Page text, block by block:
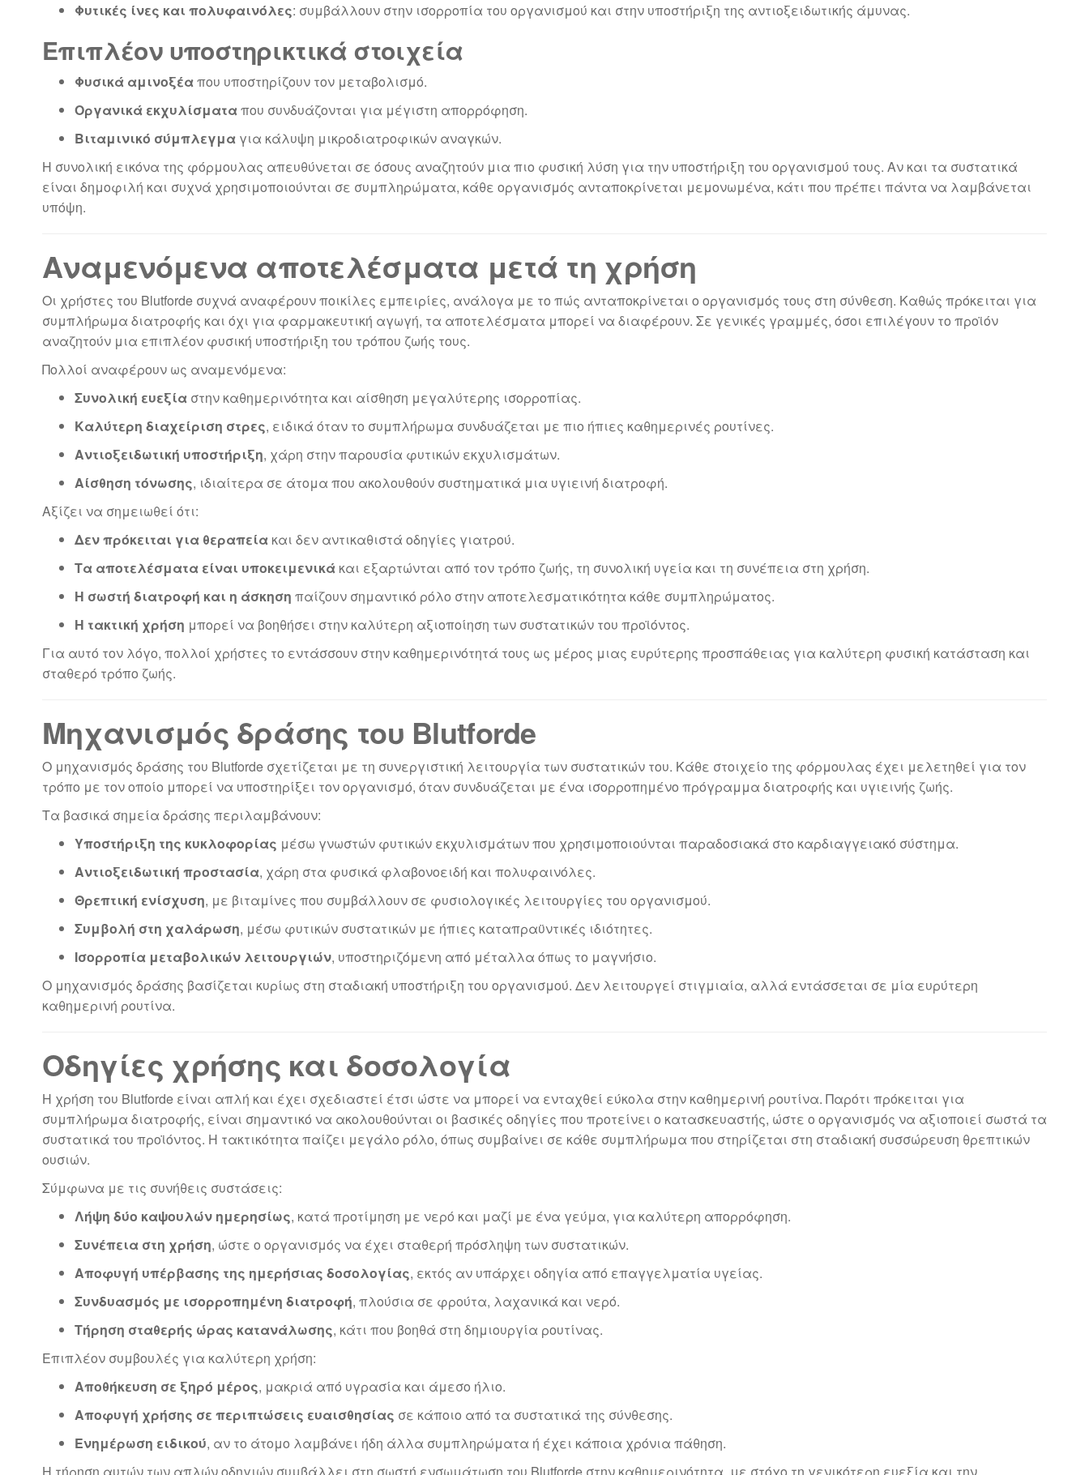
Φυτικές ίνες και πολυφαινόλες: συμβάλλουν στην ισορροπία του οργανισμού και στην υποστήριξη της αντιοξειδωτικής άμυνας.
Επιπλέον υποστηρικτικά στοιχεία
Φυσικά αμινοξέαπου υποστηρίζουν τον μεταβολισμό.
Οργανικά εκχυλίσματαπου συνδυάζονται για μέγιστη απορρόφηση.
Βιταμινικό σύμπλεγμα για κάλυψη μικροδιατροφικών αναγκών.
Η συνολική εικόνα της φόρμουλας απευθύνεται σε όσους αναζητούν μια πιο φυσική λύση για την υποστήριξη του οργανισμού τους. Αν και τα συστατικά
είναι δημοφιλή και συχνά χρησιμοποιούνται σε συμπληρώματα, κάθε οργανισμός ανταποκρίνεται μεμονωμένα, κάτι που πρέπει πάντα να λαμβάνεται
υπόψη.
Αναμενόμενα αποτελέσματα μετά τη χρήση
Οι χρήστες του Blutforde συχνά αναφέρουν ποικίλες εμπειρίες, ανάλογα με το πώς ανταποκρίνεται ο οργανισμός τους στη σύνθεση. Καθώς πρόκειται για
συμπλήρωμα διατροφής και όχι για φαρμακευτική αγωγή, τα αποτελέσματα μπορεί να διαφέρουν. Σε γενικές γραμμές, όσοι επιλέγουν το προϊόν
αναζητούν μια επιπλέον φυσική υποστήριξη του τρόπου ζωής τους.
Πολλοί αναφέρουν ως αναμενόμενα:
Συνολική ευεξία στην καθημερινότητα και αίσθηση μεγαλύτερης ισορροπίας.
Καλύτερη διαχείριση στρες, ειδικά όταν το συμπλήρωμα συνδυάζεται με πιο ήπιες καθημερινές ρουτίνες.
Αντιοξειδωτική υποστήριξη, χάρη στην παρουσία φυτικών εκχυλισμάτων.
Αίσθηση τόνωσης, ιδιαίτερα σε άτομα που ακολουθούν συστηματικά μια υγιεινή διατροφή.
Αξίζει να σημειωθεί ότι:
Δεν πρόκειται για θεραπεία και δεν αντικαθιστά οδηγίες γιατρού.
Τα αποτελέσματα είναι υποκειμενικά και εξαρτώνται από τον τρόπο ζωής, τη συνολική υγεία και τη συνέπεια στη χρήση.
Η σωστή διατροφή και η άσκηση παίζουν σημαντικό ρόλο στην αποτελεσματικότητα κάθε συμπληρώματος.
Η τακτική χρήση μπορεί να βοηθήσει στην καλύτερη αξιοποίηση των συστατικών του προϊόντος.
Για αυτό τον λόγο, πολλοί χρήστες το εντάσσουν στην καθημερινότητά τους ως μέρος μιας ευρύτερης προσπάθειας για καλύτερη φυσική κατάσταση και
σταθερό τρόπο ζωής.
Μηχανισμός δράσης του Blutforde
Ο μηχανισμός δράσης του Blutforde σχετίζεται με τη συνεργιστική λειτουργία των συστατικών του. Κάθε στοιχείο της φόρμουλας έχει μελετηθεί για τον
τρόπο με τον οποίο μπορεί να υποστηρίξει τον οργανισμό, όταν συνδυάζεται με ένα ισορροπημένο πρόγραμμα διατροφής και υγιεινής ζωής.
Τα βασικά σημεία δράσης περιλαμβάνουν:
Υποστήριξη της κυκλοφορίας μέσω γνωστών φυτικών εκχυλισμάτων που χρησιμοποιούνται παραδοσιακά στο καρδιαγγειακό σύστημα.
Αντιοξειδωτική προστασία, χάρη στα φυσικά φλαβονοειδή και πολυφαινόλες.
Θρεπτική ενίσχυση, με βιταμίνες που συμβάλλουν σε φυσιολογικές λειτουργίες του οργανισμού.
Συμβολή στη χαλάρωση, μέσω φυτικών συστατικών με ήπιες καταπραϋντικές ιδιότητες.
Ισορροπία μεταβολικών λειτουργιών, υποστηριζόμενη από μέταλλα όπως το μαγνήσιο.
Ο μηχανισμός δράσης βασίζεται κυρίως στη σταδιακή υποστήριξη του οργανισμού. Δεν λειτουργεί στιγμιαία, αλλά εντάσσεται σε μία ευρύτερη
καθημερινή ρουτίνα.
Οδηγίες χρήσης και δοσολογία
Η χρήση του Blutforde είναι απλή και έχει σχεδιαστεί έτσι ώστε να μπορεί να ενταχθεί εύκολα στην καθημερινή ρουτίνα. Παρότι πρόκειται για
συμπλήρωμα διατροφής, είναι σημαντικό να ακολουθούνται οι βασικές οδηγίες που προτείνει ο κατασκευαστής, ώστε ο οργανισμός να αξιοποιεί σωστά τα
συστατικά του προϊόντος. Η τακτικότητα παίζει μεγάλο ρόλο, όπως συμβαίνει σε κάθε συμπλήρωμα που στηρίζεται στη σταδιακή συσσώρευση θρεπτικών
ουσιών.
Σύμφωνα με τις συνήθεις συστάσεις:
Λήψη δύο καψουλών ημερησίως, κατά προτίμηση με νερό και μαζί με ένα γεύμα, για καλύτερη απορρόφηση.
Συνέπεια στη χρήση, ώστε ο οργανισμός να έχει σταθερή πρόσληψη των συστατικών.
Αποφυγή υπέρβασης της ημερήσιας δοσολογίας, εκτός αν υπάρχει οδηγία από επαγγελματία υγείας.
Συνδυασμός με ισορροπημένη διατροφή, πλούσια σε φρούτα, λαχανικά και νερό.
Τήρηση σταθερής ώρας κατανάλωσης, κάτι που βοηθά στη δημιουργία ρουτίνας.
Επιπλέον συμβουλές για καλύτερη χρήση:
Αποθήκευση σε ξηρό μέρος, μακριά από υγρασία και άμεσο ήλιο.
Αποφυγή χρήσης σε περιπτώσεις ευαισθησίας σε κάποιο από τα συστατικά της σύνθεσης.
Ενημέρωση ειδικού, αν το άτομο λαμβάνει ήδη άλλα συμπληρώματα ή έχει κάποια χρόνια πάθηση.